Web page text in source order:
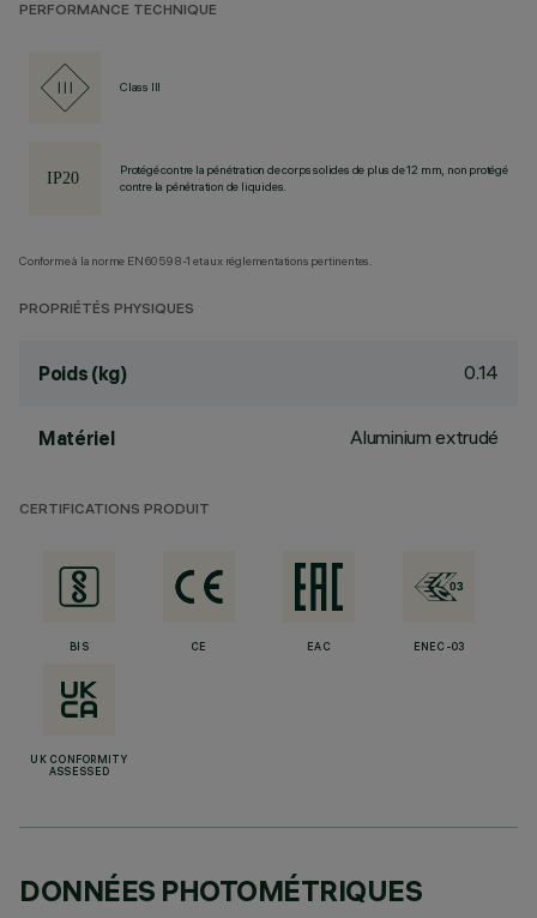
PERFORMANCE TECHNIQUE
Class III
Protégé contre la pénétration de corps solides de plus de 12 mm, non protégé
contre la pénétration de liquides.
Conforme à la norme EN60598-1 et aux réglementations pertinentes.
PROPRIÉTÉS PHYSIQUES
Poids (kg) 0.14
Matériel Aluminium extrudé
CERTIFICATIONS PRODUIT
BIS CE EAC ENEC-03
UK CONFORMITY
ASSESSED
DONNÉES PHOTOMÉTRIQUES